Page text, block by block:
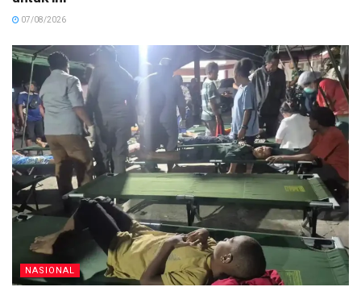
07/08/2026
NASIONAL